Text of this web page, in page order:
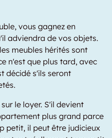
vous gagnez en
adviendra de vos objets.
meubles hérités sont
n'est que plus tard, avec
décidé s'ils seront
le loyer. S'il devient
plus grand parce
petit, il peut être judicieux